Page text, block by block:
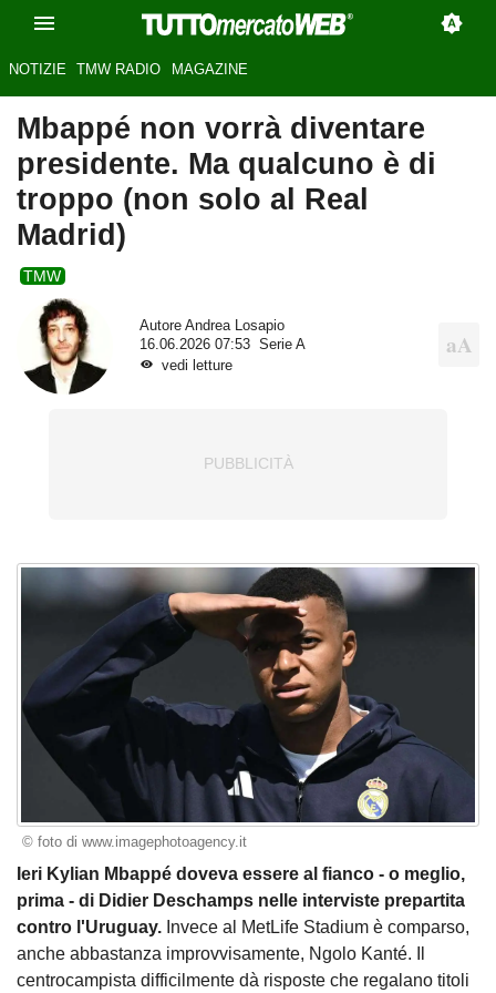
NOTIZIE TMW RADIO MAGAZINE
Mbappé non vorrà diventare
presidente. Ma qualcuno è di
troppo (non solo al Real
Madrid)
TMW
Autore Andrea Losapio
16.06.2026 07:53
Serie A
vedi letture
© foto di www.imagephotoagency.it
Ieri Kylian Mbappé doveva essere al fianco - o meglio,
prima - di Didier Deschamps nelle interviste prepartita
contro l'Uruguay. Invece al MetLife Stadium è comparso,
anche abbastanza improvvisamente, Ngolo Kanté. Il
centrocampista difficilmente dà risposte che regalano titoli